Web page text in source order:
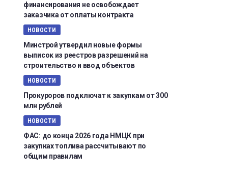
финансирования не освобождает
заказчика от оплаты контракта
НОВОСТИ
Минстрой утвердил новые формы
выписок из реестров разрешений на
строительство и ввод объектов
НОВОСТИ
Прокуроров подключат к закупкам от 300
млн рублей
НОВОСТИ
ФАС: до конца 2026 года НМЦК при
закупках топлива рассчитывают по
общим правилам